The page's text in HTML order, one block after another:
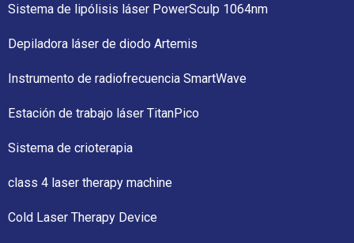
Sistema de lipólisis láser PowerSculp 1064nm
Depiladora láser de diodo Artemis
Instrumento de radiofrecuencia SmartWave
Estación de trabajo láser TitanPico
Sistema de crioterapia
class 4 laser therapy machine
Cold Laser Therapy Device